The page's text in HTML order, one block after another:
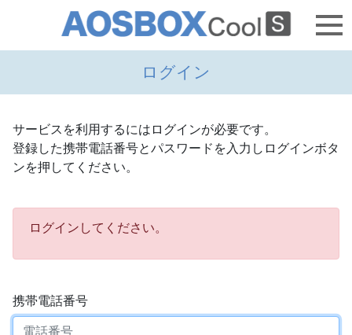
ログイン
サービスを利用するにはログインが必要です。
登録した携帯電話番号とパスワードを入力しログインボタ
ンを押してください。
ログインしてください。
携帯電話番号